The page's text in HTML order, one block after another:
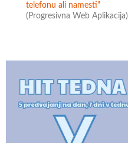
telefonu ali namesti"
(Progresivna Web Aplikacija)